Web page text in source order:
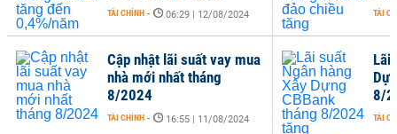
Lãi suất Ngân hàng
Dựng CBBank tháng
8/2024 tăng 0,4%/
TÀI CHÍNH - 14:28 | 13/08/
TÀI CHÍNH - 06:29 | 12/08/2024
Cập nhật lãi suất vay mua
nhà mới nhất tháng
8/2024
TÀI CHÍNH - 16:55 | 11/08/2024
TÀI CHÍNH - 18:43 | 10/08/